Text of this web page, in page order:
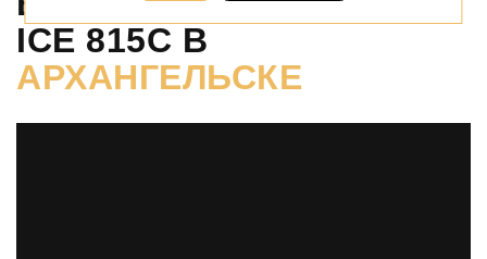
ICE 815C В
АРХАНГЕЛЬСКЕ